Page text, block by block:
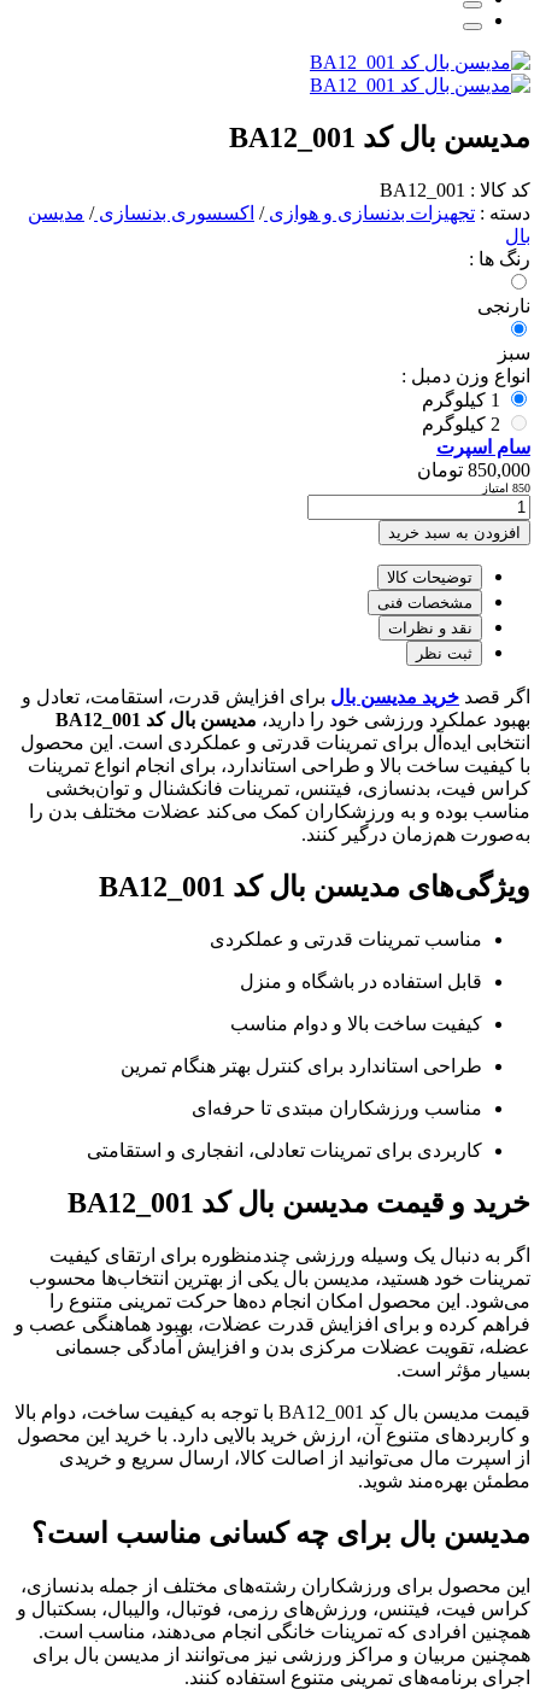
مدیسن بال کد BA12_001
کد کالا : BA12_001
دسته : تجهیزات بدنسازی و هوازی/ اکسسوری بدنسازی/ مدیسن
بال
رنگ ها :
نارنجی
سبز
انواع وزن دمبل :
1 کیلوگرم
2 کیلوگرم
سام اسپرت
850,000 تومان
850 امتیاز
افزودن به سبد خرید
توضیحات کالا
مشخصات فنی
نقد و نظرات
ثبت نظر
اگر قصد خرید مدیسن بال برای افزایش قدرت، استقامت، تعادل و
بهبود عملکرد ورزشی خود را دارید، مدیسن بال کد BA12_001
انتخابی ایده‌آل برای تمرینات قدرتی و عملکردی است. این محصول
با کیفیت ساخت بالا و طراحی استاندارد، برای انجام انواع تمرینات
کراس فیت، بدنسازی، فیتنس، تمرینات فانکشنال و توان‌بخشی
مناسب بوده و به ورزشکاران کمک می‌کند عضلات مختلف بدن را
به‌صورت هم‌زمان درگیر کنند.
ویژگی‌های مدیسن بال کد BA12_001
مناسب تمرینات قدرتی و عملکردی
قابل استفاده در باشگاه و منزل
کیفیت ساخت بالا و دوام مناسب
طراحی استاندارد برای کنترل بهتر هنگام تمرین
مناسب ورزشکاران مبتدی تا حرفه‌ای
کاربردی برای تمرینات تعادلی، انفجاری و استقامتی
خرید و قیمت مدیسن بال کد BA12_001
اگر به دنبال یک وسیله ورزشی چندمنظوره برای ارتقای کیفیت
تمرینات خود هستید، مدیسن بال یکی از بهترین انتخاب‌ها محسوب
می‌شود. این محصول امکان انجام ده‌ها حرکت تمرینی متنوع را
فراهم کرده و برای افزایش قدرت عضلات، بهبود هماهنگی عصب و
عضله، تقویت عضلات مرکزی بدن و افزایش آمادگی جسمانی
بسیار مؤثر است.
قیمت مدیسن بال کد BA12_001 با توجه به کیفیت ساخت، دوام بالا
و کاربردهای متنوع آن، ارزش خرید بالایی دارد. با خرید این محصول
از اسپرت مال می‌توانید از اصالت کالا، ارسال سریع و خریدی
مطمئن بهره‌مند شوید.
مدیسن بال برای چه کسانی مناسب است؟
این محصول برای ورزشکاران رشته‌های مختلف از جمله بدنسازی،
کراس فیت، فیتنس، ورزش‌های رزمی، فوتبال، والیبال، بسکتبال و
همچنین افرادی که تمرینات خانگی انجام می‌دهند، مناسب است.
همچنین مربیان و مراکز ورزشی نیز می‌توانند از مدیسن بال برای
اجرای برنامه‌های تمرینی متنوع استفاده کنند.